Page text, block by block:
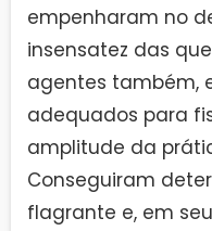
empenharam no
insensatez das
agentes também,
adequados para
amplitude da
Conseguiram
flagrante e, em